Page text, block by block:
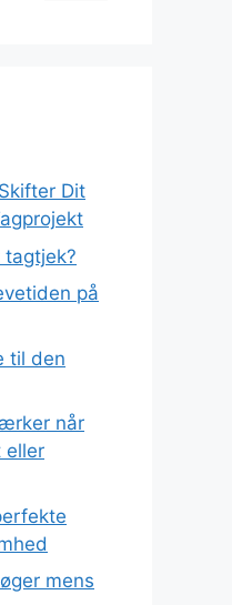
Dit
på
til den
når
eller
mens